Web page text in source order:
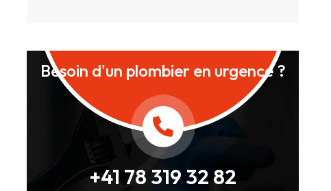
Besoin d'un plombier en urgence ?
+41 78 319 32 82